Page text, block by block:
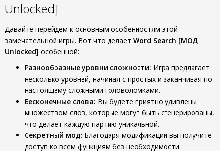
Unlocked]
Давайте перейдем к основным особенностям этой
замечательной игры. Вот что делает Word Search [МОД
Unlocked] особенной:
Разнообразные уровни сложности: Игра предлагает
несколько уровней, начиная с простых и заканчивая по-
настоящему сложными головоломками.
Бесконечные слова: Вы будете приятно удивлены
множеством слов, которые могут быть сгенерированы,
что делает каждую партию уникальной.
Секретный мод: Благодаря модификации вы получите
доступ ко всем функциям без необходимости